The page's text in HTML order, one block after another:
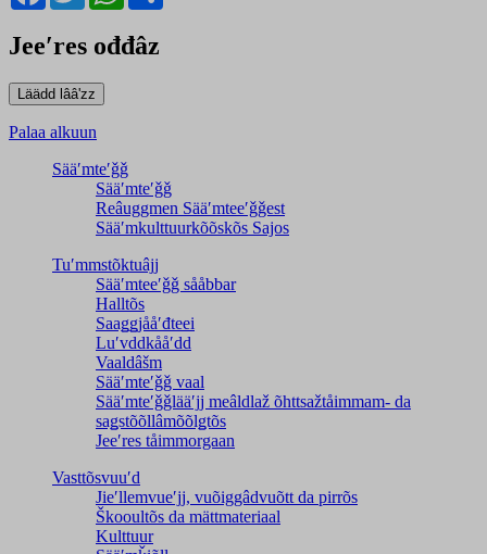
Jeeʹres ođđâz
Palaa alkuun
Sääʹmteʹǧǧ
Sääʹmteʹǧǧ
Reâuggmen Sääʹmteeʹǧǧest
Sääʹmkulttuurkõõskõs Sajos
Tuʹmmstõktuâjj
Sääʹmteeʹǧǧ sååbbar
Halltõs
Saaǥǥjååʹđteei
Luʹvddkååʹdd
Vaaldâšm
Sääʹmteʹǧǧ vaal
Sääʹmteʹǧǧlääʹjj meâldlaž õhttsažtåimmam- da
saǥstõõllâmõõlǥtõs
Jeeʹres tåimmorgaan
Vasttõsvuuʹd
Jieʹllemvueʹjj, vuõiggâdvuõtt da pirrõs
Škooultõs da mättmateriaal
Kulttuur